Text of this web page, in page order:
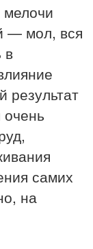
— мол, вся
в
результат
очень
самих
на